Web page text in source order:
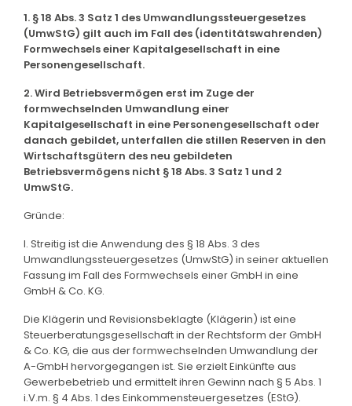
1. § 18 Abs. 3 Satz 1 des Umwandlungssteuergesetzes
(UmwStG) gilt auch im Fall des (identitätswahrenden)
Formwechsels einer Kapitalgesellschaft in eine
Personengesellschaft.
2. Wird Betriebsvermögen erst im Zuge der
formwechselnden Umwandlung einer
Kapitalgesellschaft in eine Personengesellschaft oder
danach gebildet, unterfallen die stillen Reserven in den
Wirtschaftsgütern des neu gebildeten
Betriebsvermögens nicht § 18 Abs. 3 Satz 1 und 2
UmwStG.
Gründe:
I. Streitig ist die Anwendung des § 18 Abs. 3 des
Umwandlungssteuergesetzes (UmwStG) in seiner aktuellen
Fassung im Fall des Formwechsels einer GmbH in eine
GmbH & Co. KG.
Die Klägerin und Revisionsbeklagte (Klägerin) ist eine
Steuerberatungsgesellschaft in der Rechtsform der GmbH
& Co. KG, die aus der formwechselnden Umwandlung der
A-GmbH hervorgegangen ist. Sie erzielt Einkünfte aus
Gewerbebetrieb und ermittelt ihren Gewinn nach § 5 Abs. 1
i.V.m. § 4 Abs. 1 des Einkommensteuergesetzes (EStG).